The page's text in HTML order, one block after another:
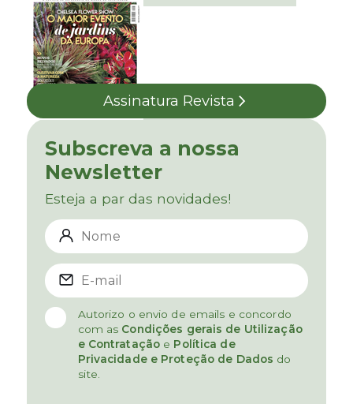
Assinatura Revista
Subscreva a nossa
Newsletter
Esteja a par das novidades!
Autorizo o envio de emails e concordo
com as Condições gerais de Utilização
e Contratação e Política de
Privacidade e Proteção de Dados do
site.